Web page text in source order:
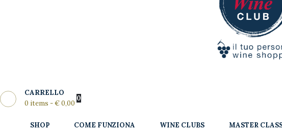
CARRELLO
0 items -€ 0,00
0
SHOP COME FUNZIONA WINE CLUBS MASTER
Mese
Partners